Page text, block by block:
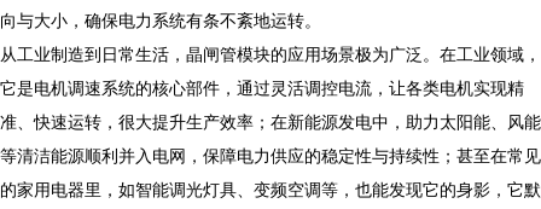
向与大小，确保电力系统有条不紊地运转。​
从工业制造到日常生活，晶闸管模块的应用场景极为广泛。在工业领域，
它是电机调速系统的核心部件，通过灵活调控电流，让各类电机实现精
准、快速运转，很大提升生产效率；在新能源发电中，助力太阳能、风能
等清洁能源顺利并入电网，保障电力供应的稳定性与持续性；甚至在常见
的家用电器里，如智能调光灯具、变频空调等，也能发现它的身影，它默